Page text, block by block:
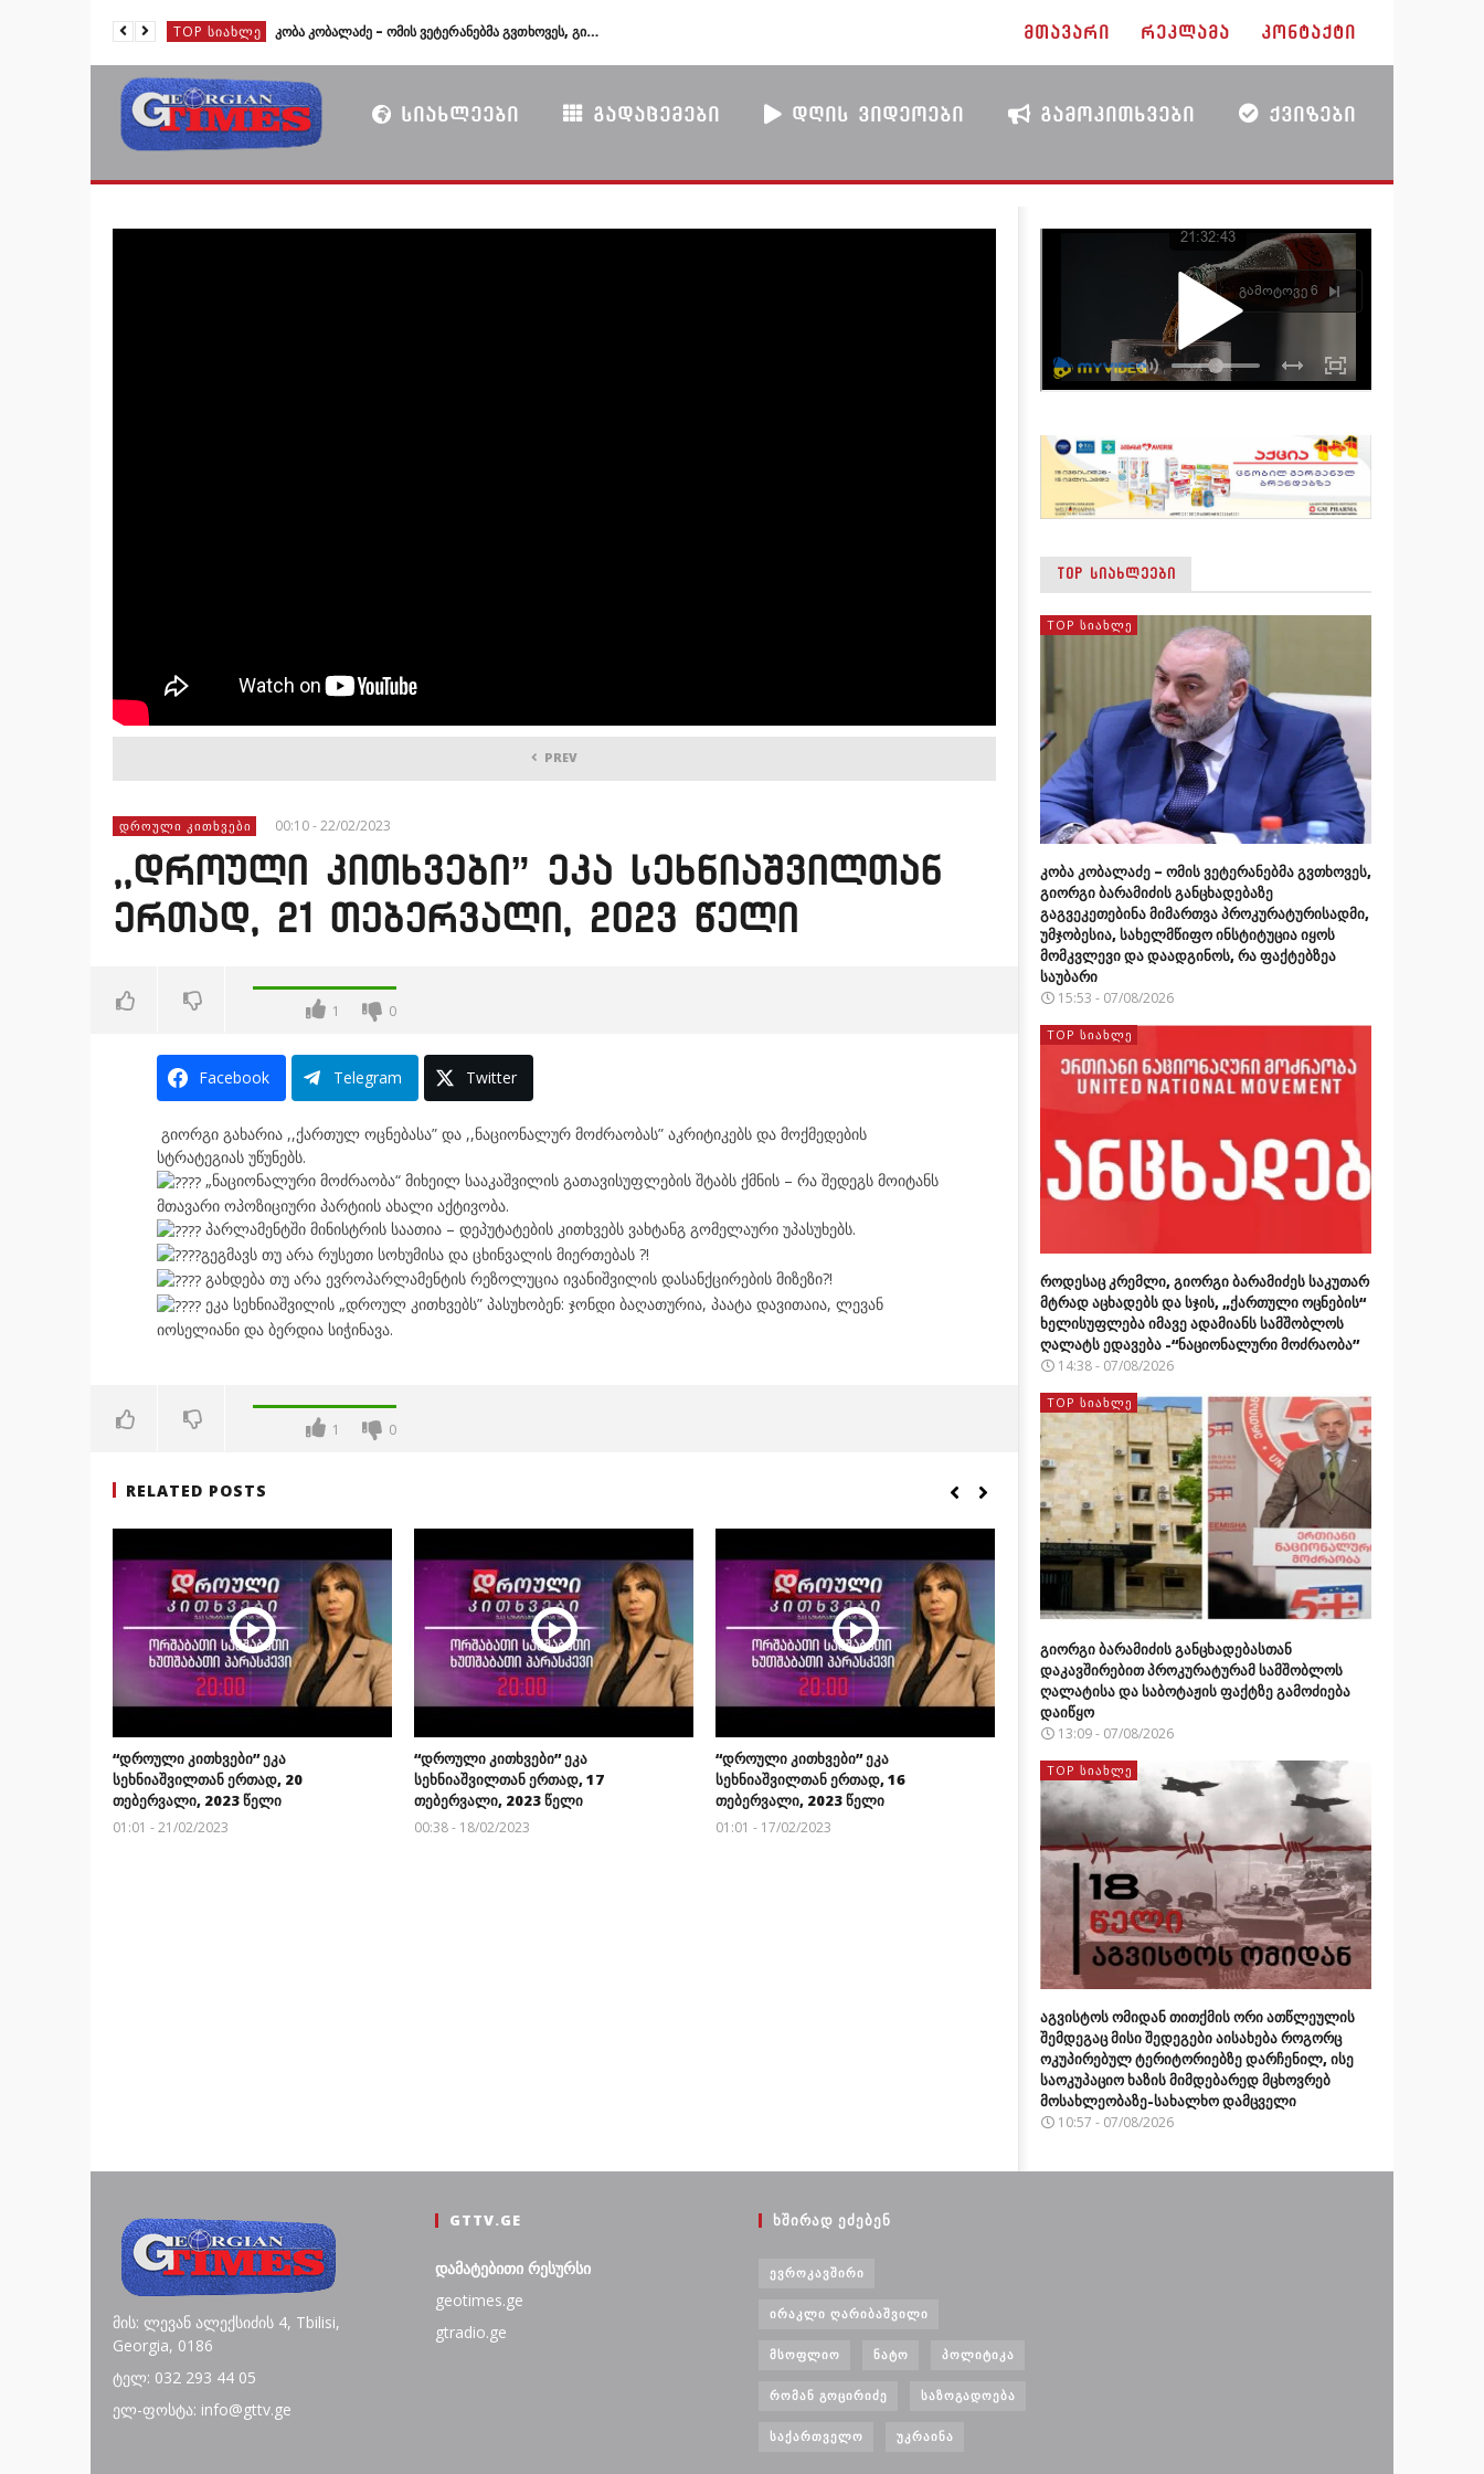
TOP ᲡᲘᲐᲮᲚᲔ კობა კობალაძე – ომის ვეტერანებმა გვთხოვეს, გიორგი ბარამიძის განცხადებაზე გაგვეკეთებინა მიმართვა პროკურატურისადმი, უმჯობესია, სახელმწიფო ინსტიტუცია იყოს მომკვლევი და დაადგინოს, რა ფაქტებზეა საუბარი ᲛᲗᲐᲕᲐᲠᲘ ᲠᲔᲙᲚᲐᲛᲐ ᲙᲝᲜᲢᲐᲥᲢᲘ
ᲡᲘᲐᲮᲚᲔᲔᲑᲘ ᲒᲐᲓᲐᲪᲔᲛᲔᲑᲘ ᲓᲦᲘᲡ ᲕᲘᲓᲔᲝᲔᲑᲘ ᲒᲐᲛᲝᲙᲘᲗᲮᲕᲔᲑᲘ ᲥᲕᲘᲖᲔᲑᲘ
PREV
ᲓᲠᲝᲣᲚᲘ ᲙᲘᲗᲮᲕᲔᲑᲘ 00:10 - 22/02/2023
,,დროული კითხვები” ეკა სეხნიაშვილთან
ერთად, 21 თებერვალი, 2023 წელი
1 0
Facebook Telegram Twitter
გიორგი გახარია ,,ქართულ ოცნებასა” და ,,ნაციონალურ მოძრაობას” აკრიტიკებს და მოქმედების
სტრატეგიას უწუნებს.
„ნაციონალური მოძრაობა“ მიხეილ სააკაშვილის გათავისუფლების შტაბს ქმნის – რა შედეგს მოიტანს
მთავარი ოპოზიციური პარტიის ახალი აქტივობა.
პარლამენტში მინისტრის საათია – დეპუტატების კითხვებს ვახტანგ გომელაური უპასუხებს.
გეგმავს თუ არა რუსეთი სოხუმისა და ცხინვალის მიერთებას ?!
გახდება თუ არა ევროპარლამენტის რეზოლუცია ივანიშვილის დასანქცირების მიზეზი?!
ეკა სეხნიაშვილის „დროულ კითხვებს” პასუხობენ: ჯონდი ბაღათურია, პაატა დავითაია, ლევან
იოსელიანი და ბერდია სიჭინავა.
1 0
RELATED POSTS
“დროული კითხვები” ეკა
სეხნიაშვილთან ერთად, 20
თებერვალი, 2023 წელი
01:01 - 21/02/2023
“დროული კითხვები” ეკა
სეხნიაშვილთან ერთად, 17
თებერვალი, 2023 წელი
00:38 - 18/02/2023
“დროული კითხვები” ეკა
სეხნიაშვილთან ერთად, 16
თებერვალი, 2023 წელი
01:01 - 17/02/2023
TOP ᲡᲘᲐᲮᲚᲔᲔᲑᲘ
TOP ᲡᲘᲐᲮᲚᲔ
კობა კობალაძე – ომის ვეტერანებმა გვთხოვეს,
გიორგი ბარამიძის განცხადებაზე
გაგვეკეთებინა მიმართვა პროკურატურისადმი,
უმჯობესია, სახელმწიფო ინსტიტუცია იყოს
მომკვლევი და დაადგინოს, რა ფაქტებზეა
საუბარი
15:53 - 07/08/2026
TOP ᲡᲘᲐᲮᲚᲔ
როდესაც კრემლი, გიორგი ბარამიძეს საკუთარ
მტრად აცხადებს და სჯის, „ქართული ოცნების“
ხელისუფლება იმავე ადამიანს სამშობლოს
ღალატს ედავება -“ნაციონალური მოძრაობა”
14:38 - 07/08/2026
TOP ᲡᲘᲐᲮᲚᲔ
გიორგი ბარამიძის განცხადებასთან
დაკავშირებით პროკურატურამ სამშობლოს
ღალატისა და საბოტაჟის ფაქტზე გამოძიება
დაიწყო
13:09 - 07/08/2026
TOP ᲡᲘᲐᲮᲚᲔ
აგვისტოს ომიდან თითქმის ორი ათწლეულის
შემდეგაც მისი შედეგები აისახება როგორც
ოკუპირებულ ტერიტორიებზე დარჩენილ, ისე
საოკუპაციო ხაზის მიმდებარედ მცხოვრებ
მოსახლეობაზე-სახალხო დამცველი
10:57 - 07/08/2026
მის: ლევან ალექსიძის 4, Tbilisi,
Georgia, 0186
ტელ: 032 293 44 05
ელ-ფოსტა: info@gttv.ge
GTTV.GE
დამატებითი რესურსი
geotimes.ge
gtradio.ge
ᲮᲨᲘᲠᲐᲓ ᲔᲫᲔᲑᲔᲜ
ᲔᲕᲠᲝᲙᲐᲕᲨᲘᲠᲘ
ᲘᲠᲐᲙᲚᲘ ᲦᲐᲠᲘᲑᲐᲨᲕᲘᲚᲘ
ᲛᲡᲝᲤᲚᲘᲝ ᲜᲐᲢᲝ ᲞᲝᲚᲘᲢᲘᲙᲐ
ᲠᲝᲛᲐᲜ ᲒᲝᲪᲘᲠᲘᲫᲔ ᲡᲐᲖᲝᲒᲐᲓᲝᲔᲑᲐ
ᲡᲐᲥᲐᲠᲗᲕᲔᲚᲝ ᲣᲙᲠᲐᲘᲜᲐ